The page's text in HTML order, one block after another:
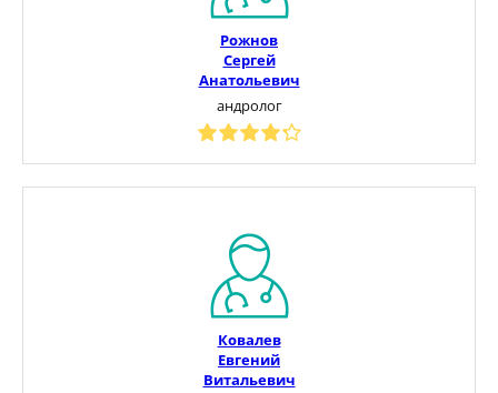
Рожнов
Сергей
Анатольевич
андролог
Ковалев
Евгений
Витальевич